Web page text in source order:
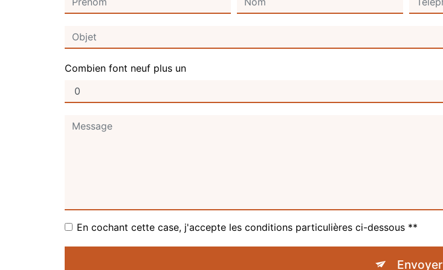
Combien font neuf plus un
En cochant cette case, j'accepte les conditions particulières ci-dessous **
Envoyer